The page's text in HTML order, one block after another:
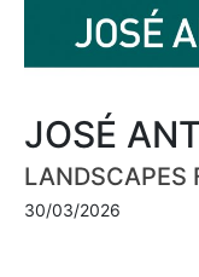
JOSÉ
LANDSCAPES
30/03/2026